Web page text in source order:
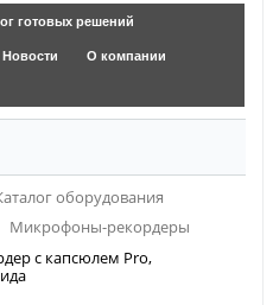
готовых решений
Новости
О компании
оборудования
Микрофоны-рекордеры
с капсюлем Pro,